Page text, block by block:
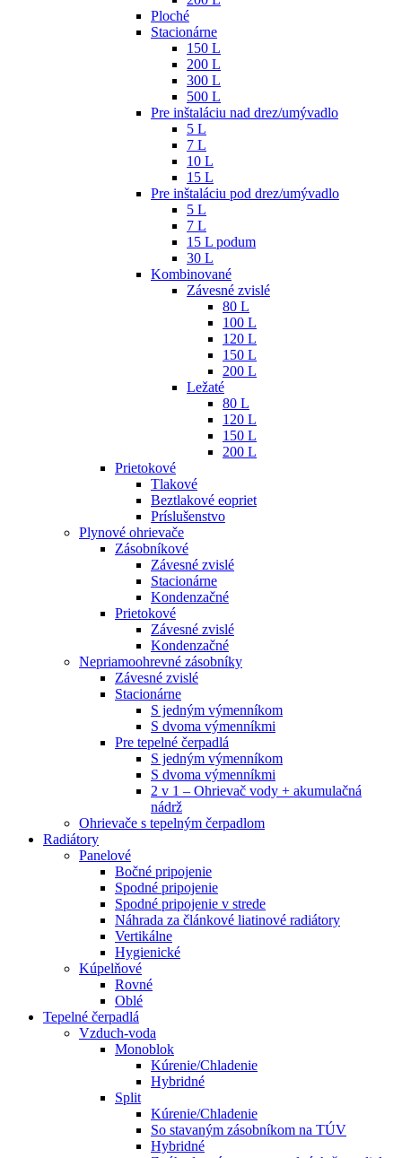
Ploché
Stacionárne
150 L
200 L
300 L
500 L
Pre inštaláciu nad drez/umývadlo
5 L
7 L
10 L
15 L
Pre inštaláciu pod drez/umývadlo
5 L
7 L
15 L podum
30 L
Kombinované
Závesné zvislé
80 L
100 L
120 L
150 L
200 L
Ležaté
80 L
120 L
150 L
200 L
Prietokové
Tlakové
Beztlakové eopriet
Príslušenstvo
Plynové ohrievače
Zásobníkové
Závesné zvislé
Stacionárne
Kondenzačné
Prietokové
Závesné zvislé
Kondenzačné
Nepriamoohrevné zásobníky
Závesné zvislé
Stacionárne
S jedným výmenníkom
S dvoma výmenníkmi
Pre tepelné čerpadlá
S jedným výmenníkom
S dvoma výmenníkmi
2 v 1 – Ohrievač vody + akumulačná
nádrž
Ohrievače s tepelným čerpadlom
Radiátory
Panelové
Bočné pripojenie
Spodné pripojenie
Spodné pripojenie v strede
Náhrada za článkové liatinové radiátory
Vertikálne
Hygienické
Kúpelňové
Rovné
Oblé
Tepelné čerpadlá
Vzduch-voda
Monoblok
Kúrenie/Chladenie
Hybridné
Split
Kúrenie/Chladenie
So stavaným zásobníkom na TÚV
Hybridné